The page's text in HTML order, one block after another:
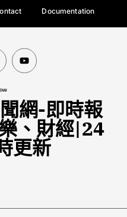
Documentation
網-即時報
、財經|24
更新